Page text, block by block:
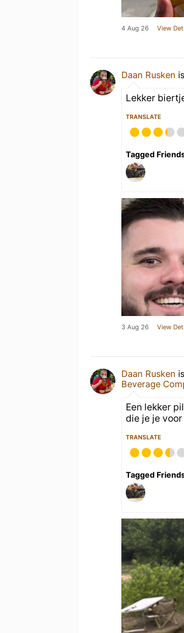
4 Aug 26 View
Daan Rusken
Lekker
TRANSLATE
Tagged
3 Aug 26 View
Daan Rusken
Beverage
Een lekker
die je je
TRANSLATE
Tagged